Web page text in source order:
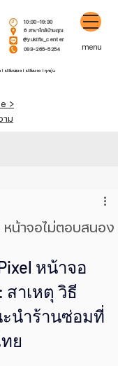
10:30-19:30
6 สาขาใกล้บ้านคุณ
@yukifix_center
093-265-5254
เปลี่ยนแบต l เปลี่ยนจอ l ทุกรุ่น.
menu
>
ม
น้าจอไม่ตอบสนอง
หน้าจอ
าเหตุ วิธี
นำร้านซ่อมที่
ย